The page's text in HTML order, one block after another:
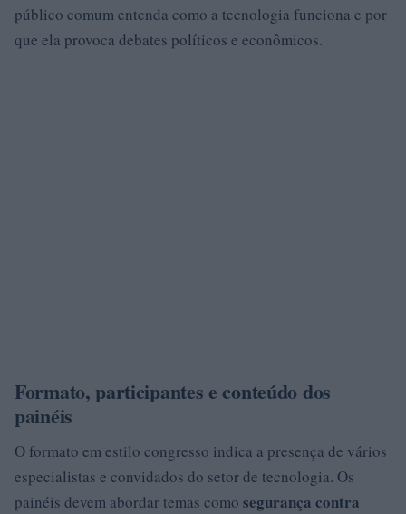
público comum entenda como a tecnologia funciona e por
que ela provoca debates políticos e econômicos.
Formato, participantes e conteúdo dos
painéis
O formato em estilo congresso indica a presença de vários
especialistas e convidados do setor de tecnologia. Os
painéis devem abordar temas como segurança contra